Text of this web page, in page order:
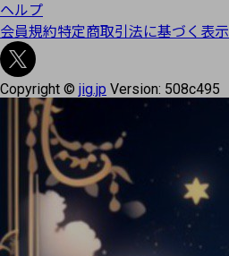
ヘルプ
会員規約特定商取引法に基づく表示
Copyright © jig.jp Version: 508c495